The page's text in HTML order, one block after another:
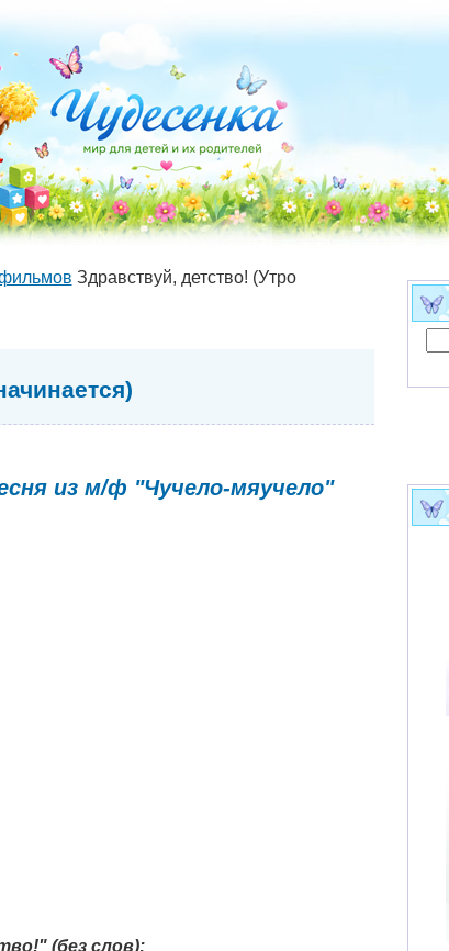
Здравствуй, детство! (Утро
из м/ф "Чучело-мяучело"
(без слов):